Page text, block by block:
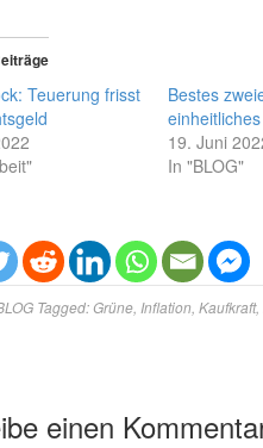
Teuerung frisst
Bestes
19. Juni
In "BLOG"
Tagged:Grüne Inflation Kaufkraft,
einen